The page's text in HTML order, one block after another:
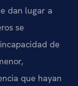
dan lugar a
se
de
que hayan